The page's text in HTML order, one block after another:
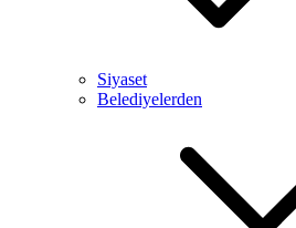
Siyaset
Belediyelerden